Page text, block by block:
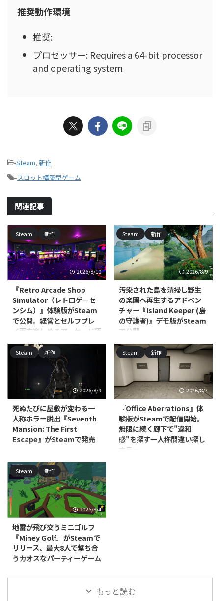
推奨動作環境
推奨:
プロセッサー: Requires a 64-bit processor
and operating system
-Steam, 新作
-スロット構築型ゲーム
関連記事
Steam 新作
2026/8/10
『Retro Arcade Shop
Simulator（レトロゲーセ
ンシム）』体験版がSteam
で公開。経営とセルフプレ
イ両方楽しめるアーケード運
営シム
Alt Tab Gameが開発し、Ultimate
Publishing／Ultimate Games S.A.
／PlayWay S.A.がパブリッシング
を手がけるPC（Steam）向けシ
ミュレーションゲーム『Retro
ゲーセンシム）』の体験版が公開
されました。対応プラットフォー
ムはWindowsで、本編は早期ア
クセスとしての発売が予定されて
いう段階です。 本作はレトロな
ゲームセンターを一から築き上げ
ていく経営シミュレーショ ...
Steam 新作
2026/8/9
汚染された島を清掃し野生
の楽園へ再生するアドベン
チャー『Island Keeper (島
の守護者)』デモ版がSteam
で公開
Scalise Artworksが開発し、
Ultimate Games S.A.および
Ultimate Publishingがパブリッシ
ャーを務める
PC（Windows/Linux、Steam）
向けアドベンチャー・インディ
Keeper (島の守護者)』のデモ版が
公開されました。本編の発売時期
は2026年を予定しており、発売
前の段階ですが、ひと足先にゲー
ムの雰囲気を体験できます。 本
Steam 新作
2026/8/9
死ぬたびに屋敷が変わる一
人称ホラー脱出『Seventh
Mansion: The First
Escape』がSteamで発売
リッシングを手がける、
PC（Steam）向け一人称心理ホ
ラー脱出アドベンチャー
『Seventh Mansion: The First
Escape』が2026年7月29日に発
売されました。価格は395円で
す。 本作は、不気味な屋敷に閉
じ込められた主人公が脱出方法を
探る、一人称視点の脱出ホラーゲ
ームです。プレイヤーはパズルを
解きながら屋敷を探索し、徘徊す
「Wicked Nuns」の目を逃れて生
存を目指します。死は単なるゲー
Steam 新作
2026/8/7
『Office Aberrations』体
験版がSteamで配信開始。
無限に続く廊下で"違和
感"を探す一人称間違い探し
ホラー
を細部まで観察し、通常の光景に
紛れ込んだ"アベレーション（異
Steam 新作
2026/8/4
地雷が飛び交うミニゴルフ
『Miney Golf』がSteamで
リリース、最大8人で撃ち合
うカオスなパーティーゲーム
するPC（Steam）向けカジュア
ルミニゴルフ戦略ゲーム『Mineyもっと読む